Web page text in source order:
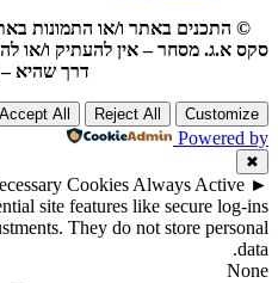
© התכנים באתר ו/או התמונות
סקס א.ג. מסחר – אין להעתיק ו/או
דרך שהיא
Customize
Reject All
Accept All
Powered by
✖
►
Cookies Always Active
site features like secure log-ins
They do not store personal
data.
None